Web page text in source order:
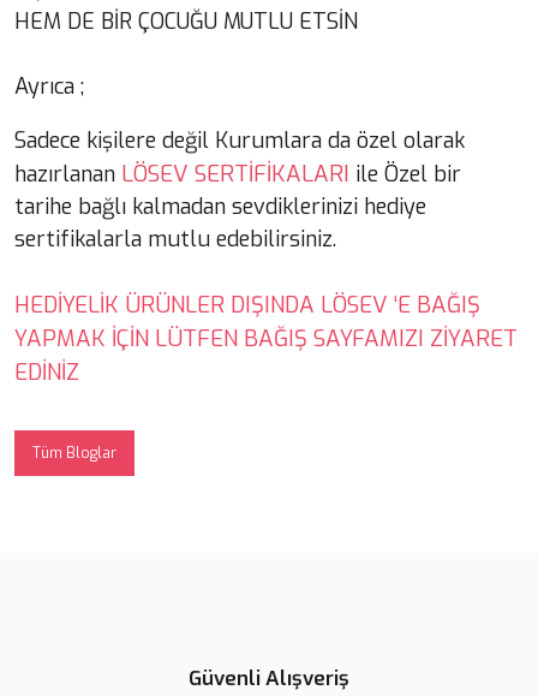
HEM DE BİR ÇOCUĞU MUTLU ETSİN
Ayrıca ;
Sadece kişilere değil Kurumlara da özel olarak
hazırlanan LÖSEV SERTİFİKALARI ile Özel bir
tarihe bağlı kalmadan sevdiklerinizi hediye
sertifikalarla mutlu edebilirsiniz.
HEDİYELİK ÜRÜNLER DIŞINDA LÖSEV ‘E BAĞIŞ
YAPMAK İÇİN LÜTFEN BAĞIŞ SAYFAMIZI ZİYARET
EDİNİZ
Tüm Bloglar
Güvenli Alışveriş